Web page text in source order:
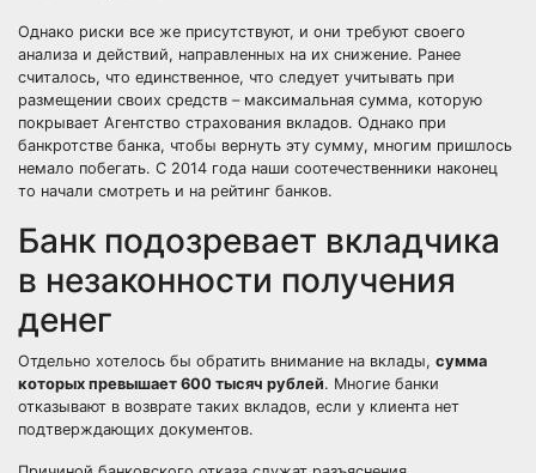
Однако риски все же присутствуют, и они требуют своего
анализа и действий, направленных на их снижение. Ранее
считалось, что единственное, что следует учитывать при
размещении своих средств – максимальная сумма, которую
покрывает Агентство страхования вкладов. Однако при
банкротстве банка, чтобы вернуть эту сумму, многим пришлось
немало побегать. С 2014 года наши соотечественники наконец
то начали смотреть и на рейтинг банков.
Банк подозревает вкладчика
в незаконности получения
денег
Отдельно хотелось бы обратить внимание на вклады, сумма
которых превышает 600 тысяч рублей. Многие банки
отказывают в возврате таких вкладов, если у клиента нет
подтверждающих документов.